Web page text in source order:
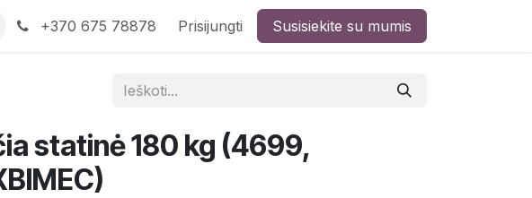
+370 675 78878 Prisijungti Susisiekite su mumis
statinė 180 kg (4699,